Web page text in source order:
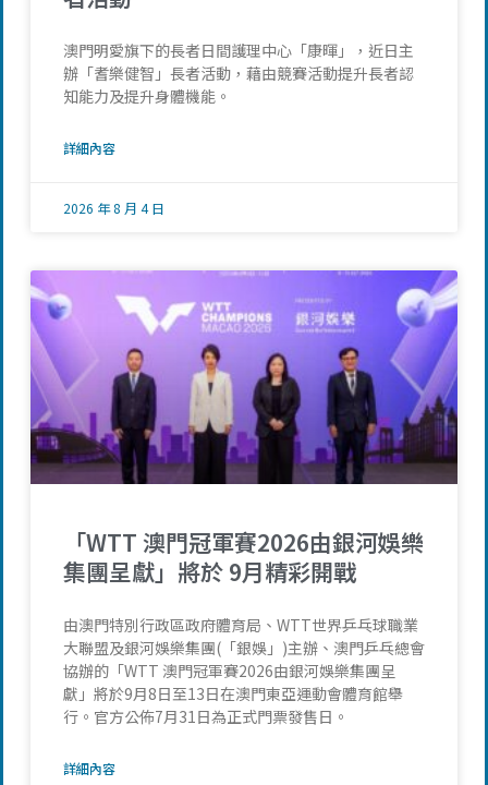
澳門明愛旗下的長者日間護理中心「康暉」，近日主
辦「耆樂健智」長者活動，藉由競賽活動提升長者認
知能力及提升身體機能。
詳細內容
2026 年 8 月 4 日
「WTT 澳門冠軍賽2026由銀河娛樂
集團呈獻」將於 9月精彩開戰
由澳門特別行政區政府體育局、WTT世界乒乓球職業
大聯盟及銀河娛樂集團(「銀娛」)主辦、澳門乒乓總會
協辦的「WTT 澳門冠軍賽2026由銀河娛樂集團呈
獻」將於9月8日至13日在澳門東亞運動會體育館舉
行。官方公佈7月31日為正式門票發售日。
詳細內容